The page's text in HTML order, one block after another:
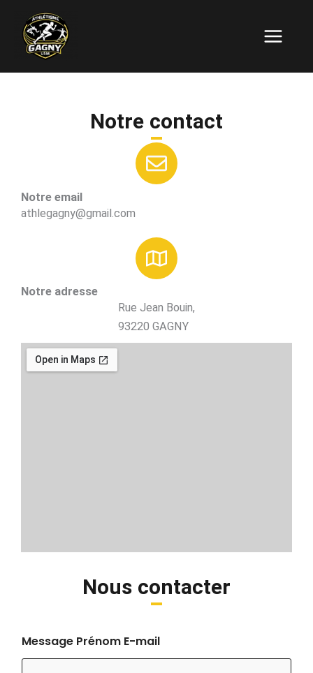
contenu
Menu
Notre contact
Notre email
athlegagny@gmail.com
Notre adresse
Rue Jean Bouin,
93220 GAGNY
Nous contacter
Message Prénom E-mail